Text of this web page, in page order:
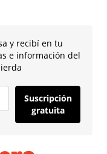
y recibí en tu
e información del
Suscripción
gratuita